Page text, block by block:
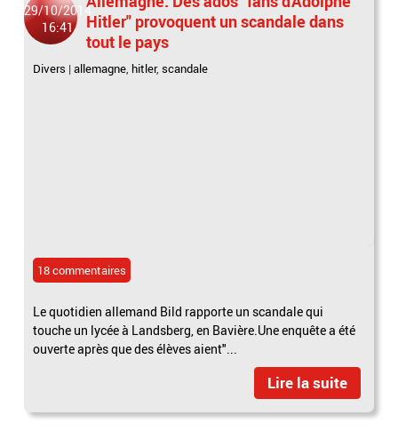
29/10/2014
16:41
Hitler" provoquent un scandale dans
tout le pays
Divers |allemagne, hitler,scandale
18 commentaires
Le quotidien allemand Bild rapporte un scandale qui
touche un lycée à Landsberg, en Bavière.Une enquête a été
ouverte après que des élèves aient"...
Lire la suite